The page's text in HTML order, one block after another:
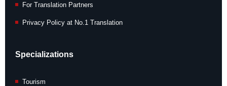
For Translation Partners
Privacy Policy at No.1 Translation
Specializations
Tourism